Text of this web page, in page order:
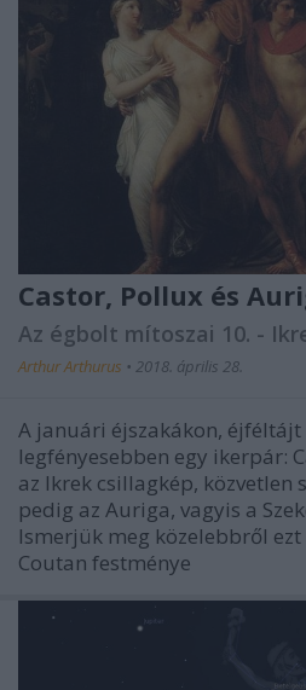
Castor, Pollux és
Az égbolt mítoszai 10. -
Arthur Arthurus • 2018. április 28.
A januári éjszakákon,
legfényesebben egy ikerpár:
az Ikrek csillagkép, közvetlen
pedig az Auriga, vagyis a
Ismerjük meg közelebbről ezt
Coutan festménye